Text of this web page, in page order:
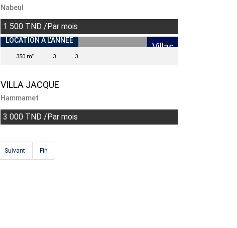
Nabeul
1 500 TND /Par mois
LOCATION À L'ANNÉE
Villas
350 m² 3 3
VILLA JACQUE
Hammamet
3 000 TND /Par mois
Suivant Fin